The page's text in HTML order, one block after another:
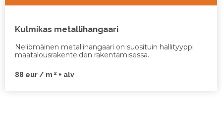
Kulmikas metallihangaari
Neliömäinen metallihangaari on suosituin hallityyppi
maatalousrakenteiden rakentamisessa.
88 eur / m 2 + alv